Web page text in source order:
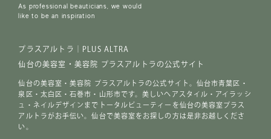
As professional beauticians, we would
like to be an inspiration
プラスアルトラ｜PLUS ALTRA
仙台の美容室・美容院 プラスアルトラの公式サイト
仙台の美容室・美容院 プラスアルトラの公式サイト。仙台市青葉区・
泉区・太白区・石巻市・山形市です。美しいヘアスタイル・アイラッシ
ュ・ネイルデザインまでトータルビューティーを仙台の美容室プラス
アルトラがお手伝い。仙台で美容室をお探しの方は是非お越しくださ
い。